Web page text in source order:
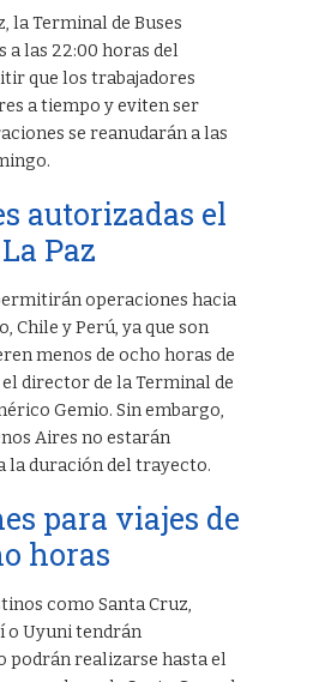
la Terminal de Buses
a las 22:00 horas del
que los trabajadores
a tiempo y eviten ser
se reanudarán a las
autorizadas el
Paz
operaciones hacia
Chile y Perú, ya que son
menos de ocho horas de
director de la Terminal de
Gemio. Sin embargo,
Aires no estarán
la duración del trayecto.
para viajes de
horas
como Santa Cruz,
o Uyuni tendrán
podrán realizarse hasta el